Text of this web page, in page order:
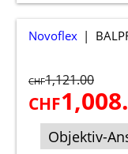
Novoflex
CHF1,121.00
CHF